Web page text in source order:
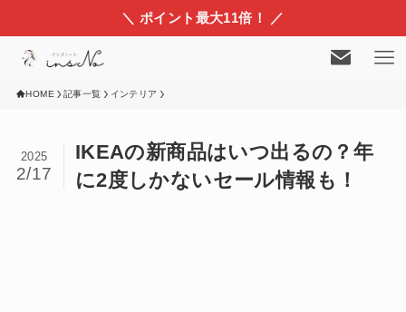
＼ ポイント最大11倍！ ／
HOME 記事一覧 インテリア
IKEAの新商品はいつ出るの？年
に2度しかないセール情報も！
2025
2/17